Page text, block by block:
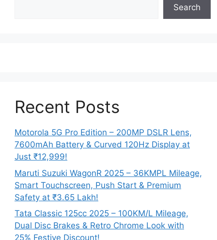
Search
Recent Posts
Motorola 5G Pro Edition – 200MP DSLR Lens,
7600mAh Battery & Curved 120Hz Display at
Just ₹12,999!
Maruti Suzuki WagonR 2025 – 36KMPL Mileage,
Smart Touchscreen, Push Start & Premium
Safety at ₹3.65 Lakh!
Tata Classic 125cc 2025 – 100KM/L Mileage,
Dual Disc Brakes & Retro Chrome Look with
25% Festive Discount!